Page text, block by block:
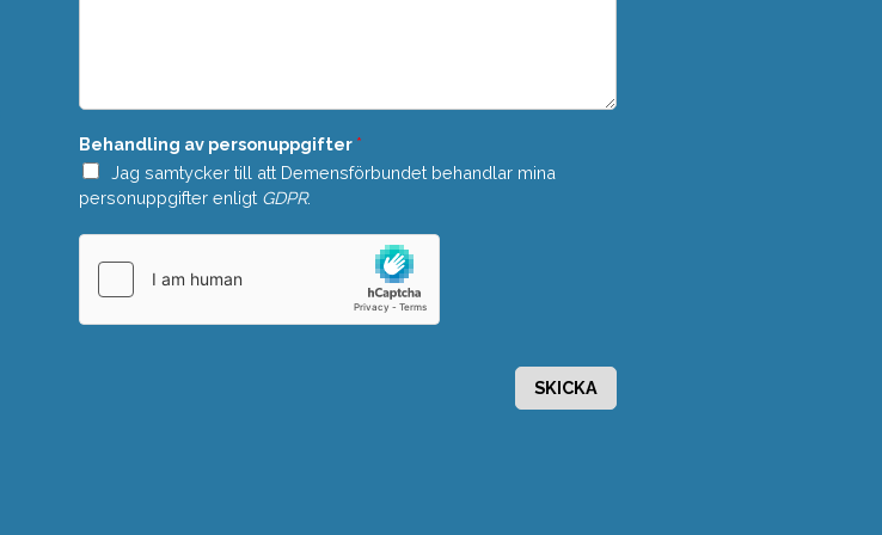
a
d
e
*
Behandling av personuppgifter *
Jag samtycker till att Demensförbundet behandlar mina
personuppgifter enligt GDPR.
SKICKA